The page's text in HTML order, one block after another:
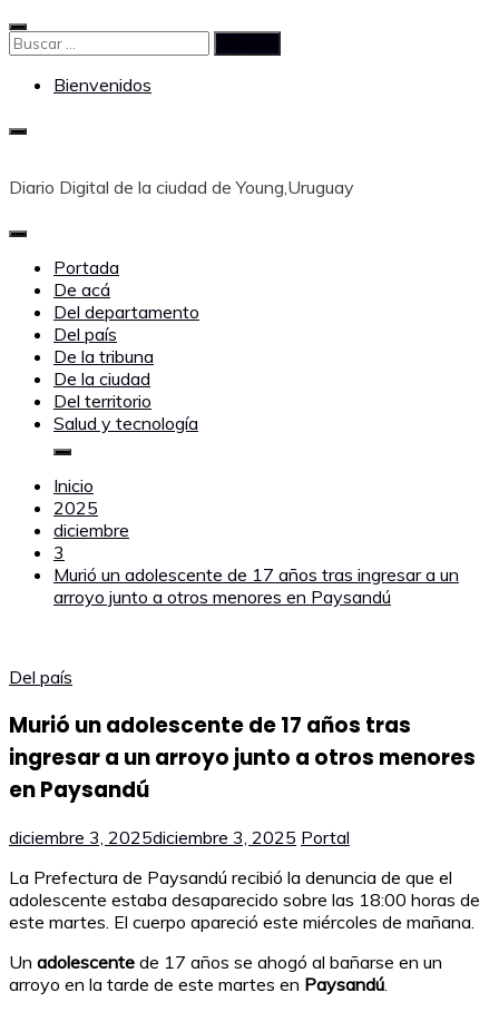
Saltar
al
Buscar:
Bienvenidos
Diario Digital de la ciudad de Young,Uruguay
Portada
De acá
Del departamento
Del país
De la tribuna
De la ciudad
Del territorio
Salud y tecnología
Inicio
2025
diciembre
3
Murió un adolescente de 17 años tras ingresar a un
arroyo junto a otros menores en Paysandú
Del país
Murió un adolescente de 17 años tras
ingresar a un arroyo junto a otros menores
en Paysandú
diciembre 3, 2025diciembre 3, 2025 Portal
La Prefectura de Paysandú recibió la denuncia de que el
adolescente estaba desaparecido sobre las 18:00 horas de
este martes. El cuerpo apareció este miércoles de mañana.
Un adolescente de 17 años se ahogó al bañarse en un
arroyo en la tarde de este martes en Paysandú.